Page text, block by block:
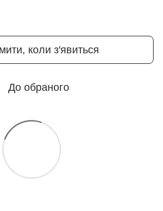
коли з'явиться
До обраного